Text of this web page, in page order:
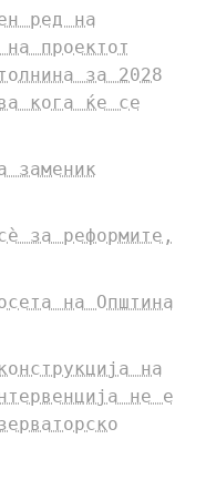
ред на
проектот
за 2028
кога ќе се
заменик
за реформите,
на Општина
на
не е